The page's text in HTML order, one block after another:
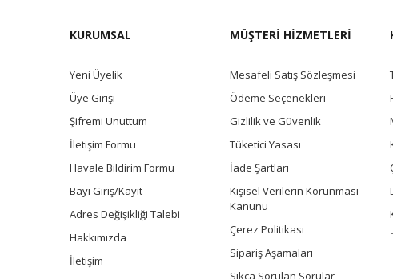
KURUMSAL
Yeni Üyelik
Üye Girişi
Şifremi Unuttum
İletişim Formu
Havale Bildirim Formu
Bayi Giriş/Kayıt
Adres Değişikliği Talebi
Hakkımızda
İletişim
MÜŞTERİ HİZMETLERİ
Mesafeli Satış Sözleşmesi
Ödeme Seçenekleri
Gizlilik ve Güvenlik
Tüketici Yasası
İade Şartları
Kişisel Verilerin Korunması
Kanunu
Çerez Politikası
Sipariş Aşamaları
Sıkça Sorulan Sorular